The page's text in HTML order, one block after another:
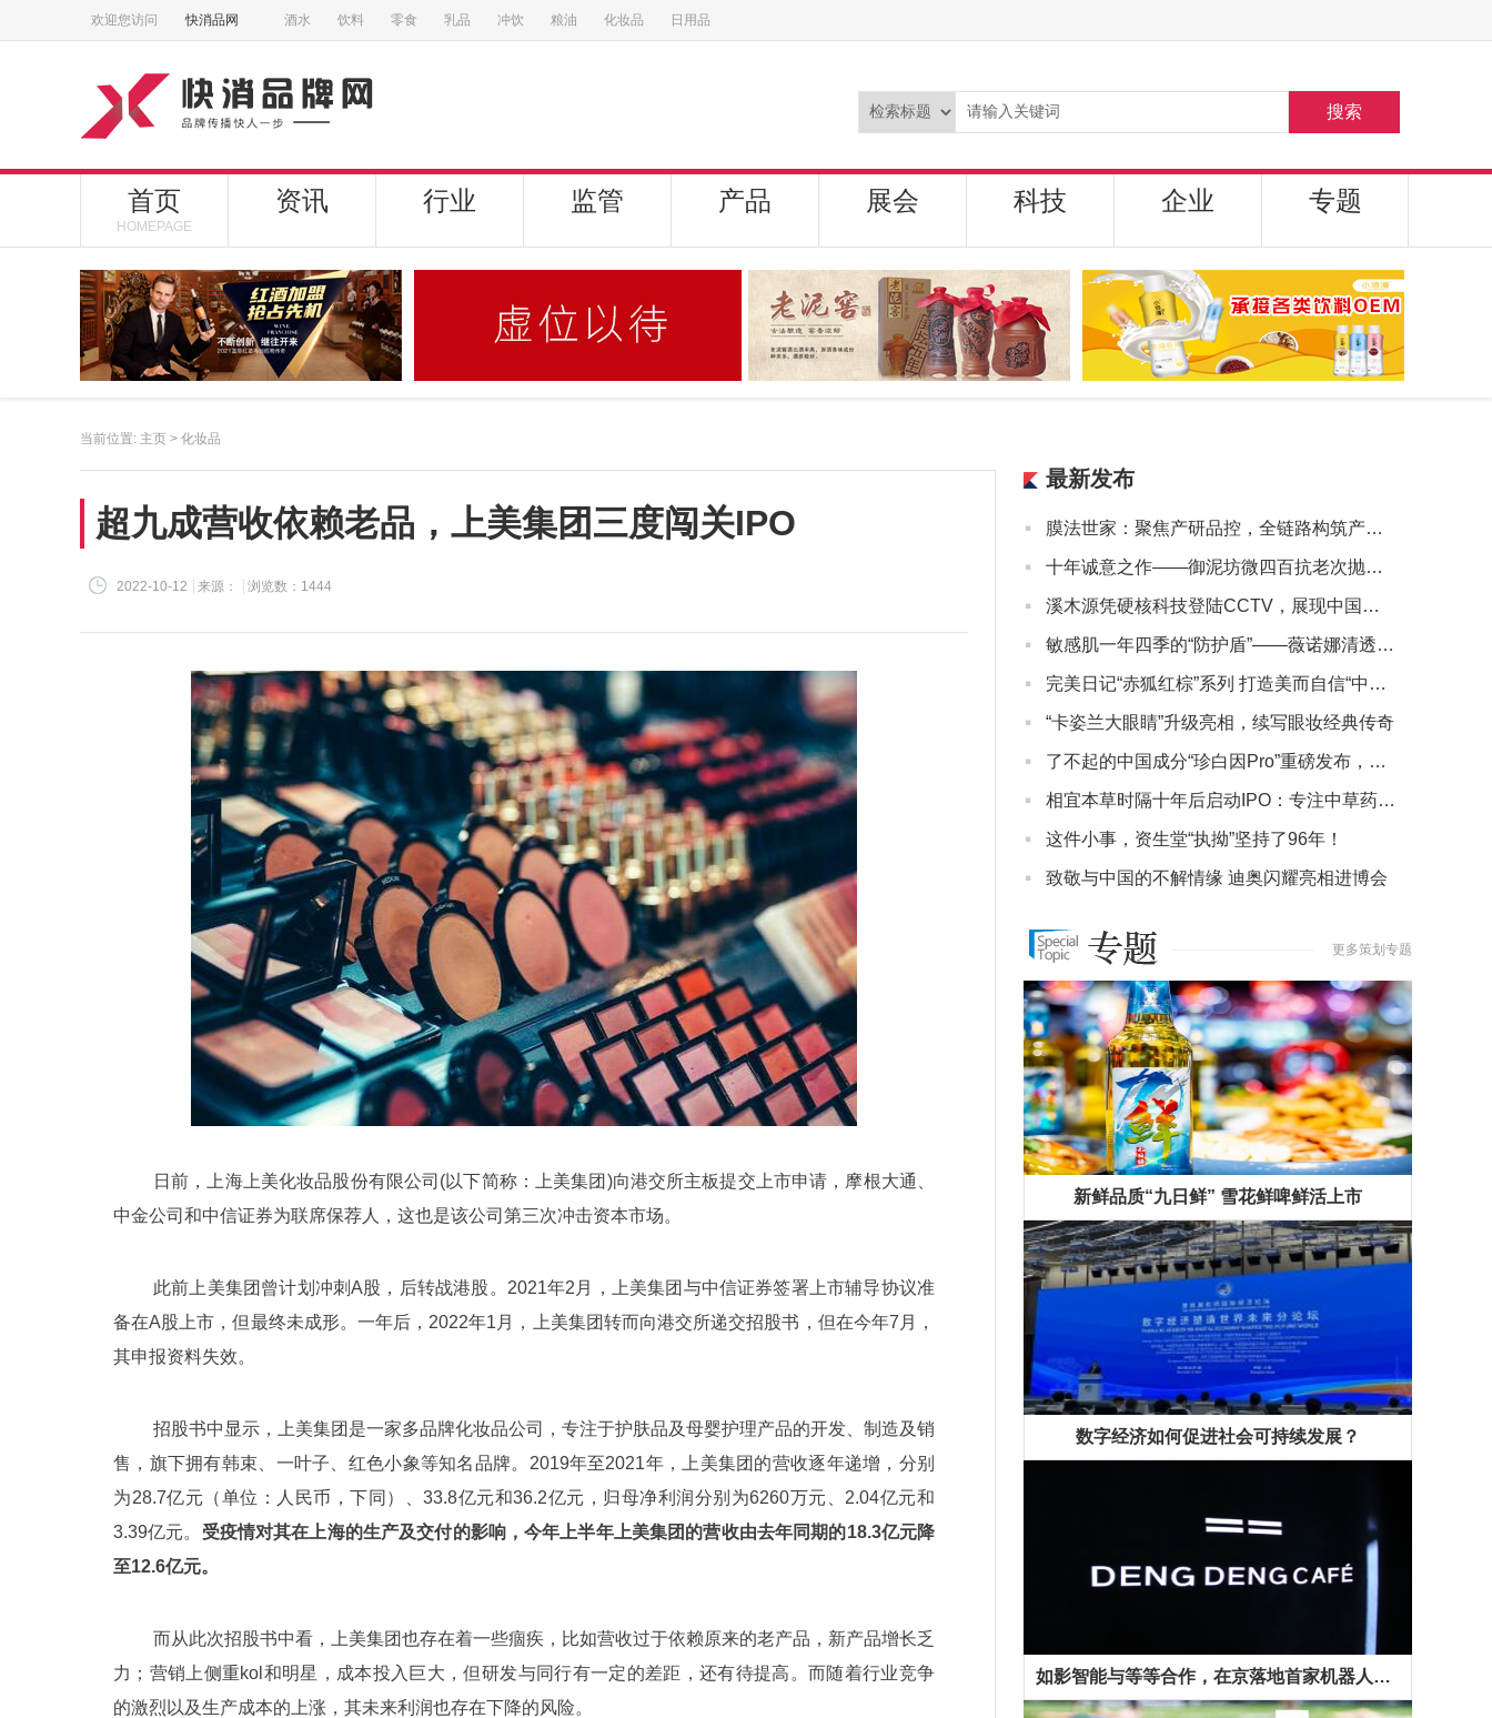
欢迎您访问 快消品网 酒水 饮料 零食 乳品 冲饮 粮油 化妆品 日用品
搜索
首页
HOMEPAGE
资讯 行业 监管 产品 展会 科技 企业 专题
当前位置: 主页 > 化妆品
超九成营收依赖老品，上美集团三度闯关IPO
2022-10-12 来源： 浏览数：1444
日前，上海上美化妆品股份有限公司(以下简称：上美集团)向港交所主板提交上市申请，摩根大通、
中金公司和中信证券为联席保荐人，这也是该公司第三次冲击资本市场。
此前上美集团曾计划冲刺A股，后转战港股。2021年2月，上美集团与中信证券签署上市辅导协议准
备在A股上市，但最终未成形。一年后，2022年1月，上美集团转而向港交所递交招股书，但在今年7月，
其申报资料失效。
招股书中显示，上美集团是一家多品牌化妆品公司，专注于护肤品及母婴护理产品的开发、制造及销
售，旗下拥有韩束、一叶子、红色小象等知名品牌。2019年至2021年，上美集团的营收逐年递增，分别
为28.7亿元（单位：人民币，下同）、33.8亿元和36.2亿元，归母净利润分别为6260万元、2.04亿元和
3.39亿元。 受疫情对其在上海的生产及交付的影响，今年上半年上美集团的营收由去年同期的18.3亿元降
至12.6亿元。
而从此次招股书中看，上美集团也存在着一些痼疾，比如营收过于依赖原来的老产品，新产品增长乏
力；营销上侧重kol和明星，成本投入巨大，但研发与同行有一定的差距，还有待提高。而随着行业竞争
的激烈以及生产成本的上涨，其未来利润也存在下降的风险。
最新发布
· 膜法世家：聚焦产研品控，全链路构筑产品品质护城河
· 十年诚意之作——御泥坊微四百抗老次抛精华面世
· 溪木源凭硬核科技登陆CCTV，展现中国美妆国货自信
· 敏感肌一年四季的“防护盾”——薇诺娜清透水感防晒乳
· 完美日记“赤狐红棕”系列 打造美而自信“中国妆”
· “卡姿兰大眼睛”升级亮相，续写眼妆经典传奇
· 了不起的中国成分“珍白因Pro”重磅发布，欧诗漫打造美白新风
· 相宜本草时隔十年后启动IPO：专注中草药护肤产品
· 这件小事，资生堂“执拗”坚持了96年！
· 致敬与中国的不解情缘 迪奥闪耀亮相进博会
更多策划专题
新鲜品质“九日鲜” 雪花鲜啤鲜活上市
数字经济如何促进社会可持续发展？
如影智能与等等合作，在京落地首家机器人咖啡馆